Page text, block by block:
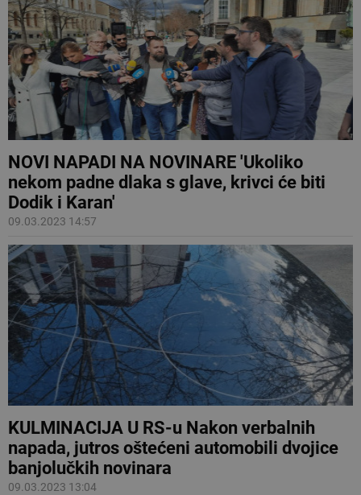
NOVI NAPADI NA NOVINARE 'Ukoliko
nekom padne dlaka s glave, krivci će biti
Dodik i Karan'
09.03.2023 14:57
KULMINACIJA U RS-u Nakon verbalnih
napada, jutros oštećeni automobili dvojice
banjolučkih novinara
09.03.2023 13:04